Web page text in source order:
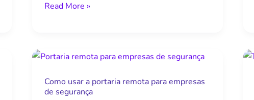
Read More »
Como usar a portaria remota para empresas
de segurança
Como
a